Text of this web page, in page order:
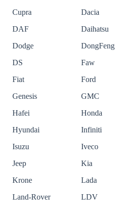
Cupra
Dacia
DAF
Daihatsu
Dodge
DongFeng
DS
Faw
Fiat
Ford
Genesis
GMC
Hafei
Honda
Hyundai
Infiniti
Isuzu
Iveco
Jeep
Kia
Krone
Lada
Land-Rover
LDV